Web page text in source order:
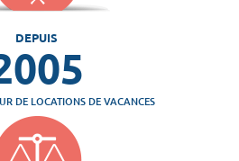
DEPUIS
DE LOCATIONS DE VACANCES